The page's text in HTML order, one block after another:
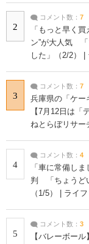
2
コメント数： 7
「もっと早く
ン”が大人気 「
した」（2/2） |
3
コメント数： 7
兵庫県の「ケ
【7月12日は「
ねとらぼリサー
4
コメント数： 4
「車に常備し
判 「ちょうど
（1/5） | ライ
5
コメント数： 3
【バレーボー